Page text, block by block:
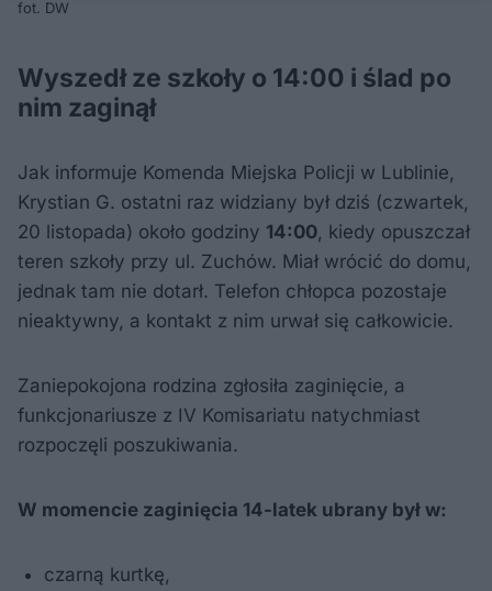
fot. DW
Wyszedł ze szkoły o 14:00 i ślad po
nim zaginął
Jak informuje Komenda Miejska Policji w Lublinie,
Krystian G. ostatni raz widziany był dziś (czwartek,
20 listopada) około godziny 14:00 , kiedy opuszczał
teren szkoły przy ul. Zuchów. Miał wrócić do domu,
jednak tam nie dotarł. Telefon chłopca pozostaje
nieaktywny, a kontakt z nim urwał się całkowicie.
Zaniepokojona rodzina zgłosiła zaginięcie, a
funkcjonariusze z IV Komisariatu natychmiast
rozpoczęli poszukiwania.
W momencie zaginięcia 14-latek ubrany był w:
czarną kurtkę,